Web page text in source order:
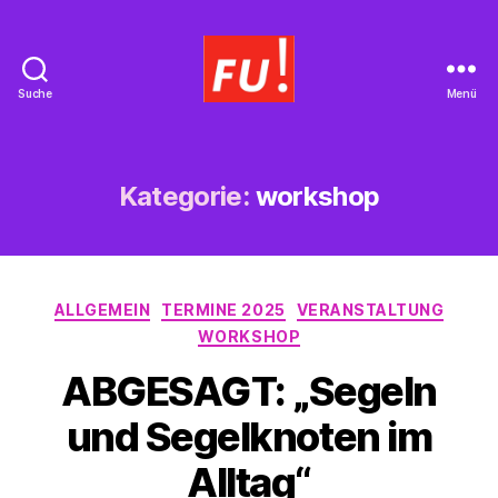
Suche Menü
Kategorie: workshop
Kategorien
ALLGEMEIN TERMINE 2025
VERANSTALTUNG
WORKSHOP
ABGESAGT: „Segeln
und Segelknoten im
Alltag“